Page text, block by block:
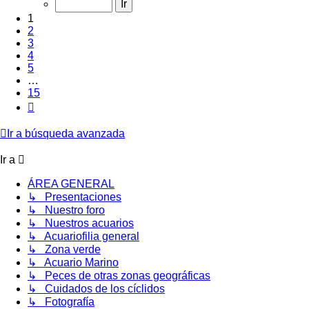
1
2
3
4
5
…
15
Ir a búsqueda avanzada
Ir a
ÁREA GENERAL
↳ Presentaciones
↳ Nuestro foro
↳ Nuestros acuarios
↳ Acuariofilia general
↳ Zona verde
↳ Acuario Marino
↳ Peces de otras zonas geográficas
↳ Cuidados de los cíclidos
↳ Fotografía